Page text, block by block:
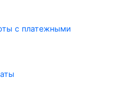
с платежными